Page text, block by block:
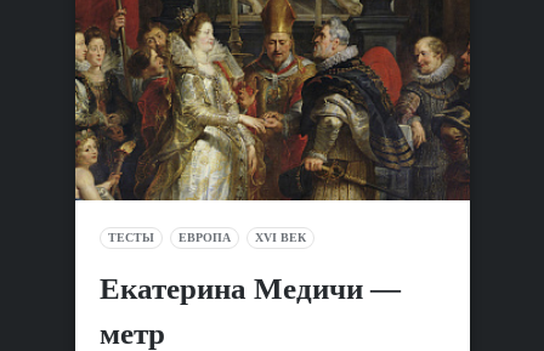
ТЕСТЫ ЕВРОПА XVI ВЕК
Екатерина Медичи —
метр